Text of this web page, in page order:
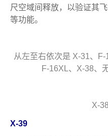
尺空域间释放，以验证其
等功能。
从左至右依次是 X-31、
F-16XL、X-38、
X-
X-39